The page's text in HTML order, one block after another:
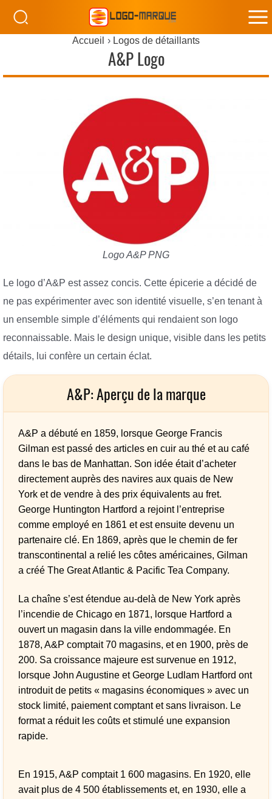
Accueil Logos de détaillants
A&P Logo
Logo A&P PNG
Le logo d’A&P est assez concis. Cette épicerie a décidé de
ne pas expérimenter avec son identité visuelle, s’en tenant à
un ensemble simple d’éléments qui rendaient son logo
reconnaissable. Mais le design unique, visible dans les petits
détails, lui confère un certain éclat.
A&P: Aperçu de la marque
A&P a débuté en 1859, lorsque George Francis
Gilman est passé des articles en cuir au thé et au café
dans le bas de Manhattan. Son idée était d’acheter
directement auprès des navires aux quais de New
York et de vendre à des prix équivalents au fret.
George Huntington Hartford a rejoint l’entreprise
comme employé en 1861 et est ensuite devenu un
partenaire clé. En 1869, après que le chemin de fer
transcontinental a relié les côtes américaines, Gilman
a créé The Great Atlantic & Pacific Tea Company.
La chaîne s’est étendue au-delà de New York après
l’incendie de Chicago en 1871, lorsque Hartford a
ouvert un magasin dans la ville endommagée. En
1878, A&P comptait 70 magasins, et en 1900, près de
200. Sa croissance majeure est survenue en 1912,
lorsque John Augustine et George Ludlam Hartford ont
introduit de petits « magasins économiques » avec un
stock limité, paiement comptant et sans livraison. Le
format a réduit les coûts et stimulé une expansion
rapide.
En 1915, A&P comptait 1 600 magasins. En 1920, elle
avait plus de 4 500 établissements et, en 1930, elle a